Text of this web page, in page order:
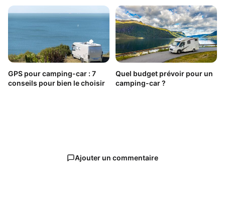
GPS pour camping-car : 7
conseils pour bien le choisir
Quel budget prévoir pour un
camping-car ?
Ajouter un commentaire